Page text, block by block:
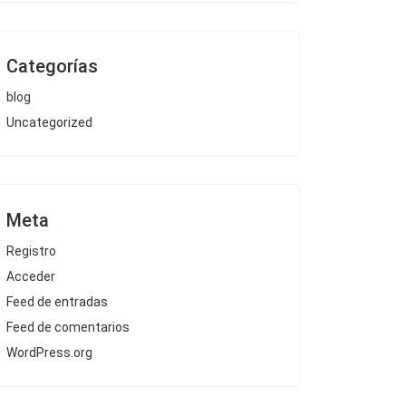
Categorías
blog
Uncategorized
Meta
Registro
Acceder
Feed de entradas
Feed de comentarios
WordPress.org